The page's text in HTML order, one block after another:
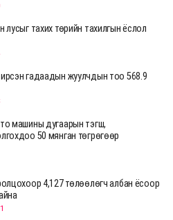
лусыг тахих төрийн тахилгын ёслол
гадаадын жуулчдын тоо 568.9
машины дугаарын тэгш,
50 мянган төгрөгөөр
4,127 төлөөлөгч албан ёсоор